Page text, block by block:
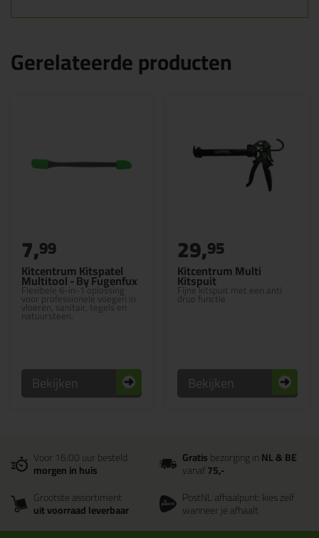
Gerelateerde producten
Kitcentrum Kitspatel
Multitool - By Fugenfux
Flexibele 6-in-1 oplossing
voor professionele voegen in
vloeren, sanitair, tegels en
natuursteen.
7,99
Bekijken
Kitcentrum Multi
Kitspuit
Fijne kitspuit met een anti
drup functie
29,95
Bekijken
Voor 16:00 uur besteld
morgen in huis
Gratisbezorging inNL & BE
vanaf75,-
Grootste assortiment
uit voorraad leverbaar
PostNL afhaalpunt: kies zelf
wanneer je afhaalt